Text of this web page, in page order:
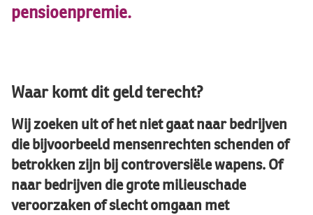
pensioenpremie.
Waar komt dit geld terecht?
Wij zoeken uit of het niet gaat naar bedrijven
die bijvoorbeeld mensenrechten schenden of
betrokken zijn bij controversiële wapens. Of
naar bedrijven die grote milieuschade
veroorzaken of slecht omgaan met